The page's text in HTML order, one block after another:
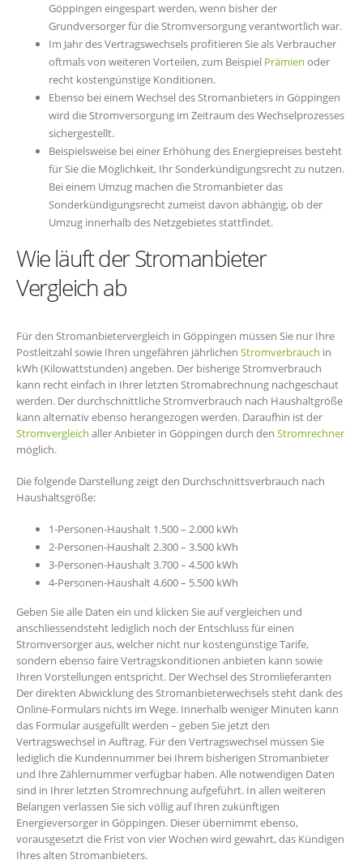
Göppingen eingespart werden, wenn bisher der
Grundversorger für die Stromversorgung verantwortlich war.
Im Jahr des Vertragswechsels profitieren Sie als Verbraucher
oftmals von weiteren Vorteilen, zum Beispiel Prämien oder
recht kostengünstige Konditionen.
Ebenso bei einem Wechsel des Stromanbieters in Göppingen
wird die Stromversorgung im Zeitraum des Wechselprozesses
sichergestellt.
Beispielsweise bei einer Erhöhung des Energiepreises besteht
für Sie die Möglichkeit, Ihr Sonderkündigungsrecht zu nutzen.
Bei einem Umzug machen die Stromanbieter das
Sonderkündigungsrecht zumeist davon abhängig, ob der
Umzug innerhalb des Netzgebietes stattfindet.
Wie läuft der Stromanbieter
Vergleich ab
Für den Stromanbietervergleich in Göppingen müssen Sie nur Ihre
Postleitzahl sowie Ihren ungefähren jährlichen Stromverbrauch in
kWh (Kilowattstunden) angeben. Der bisherige Stromverbrauch
kann recht einfach in Ihrer letzten Stromabrechnung nachgeschaut
werden. Der durchschnittliche Stromverbrauch nach Haushaltgröße
kann alternativ ebenso herangezogen werden. Daraufhin ist der
Stromvergleich aller Anbieter in Göppingen durch den Stromrechner
möglich.
Die folgende Darstellung zeigt den Durchschnittsverbrauch nach
Haushaltsgröße:
1-Personen-Haushalt 1.500 – 2.000 kWh
2-Personen-Haushalt 2.300 – 3.500 kWh
3-Personen-Haushalt 3.700 – 4.500 kWh
4-Personen-Haushalt 4.600 – 5.500 kWh
Geben Sie alle Daten ein und klicken Sie auf vergleichen und
anschliessendsteht lediglich noch der Entschluss für einen
Stromversorger aus, welcher nicht nur kostengünstige Tarife,
sondern ebenso faire Vertragskonditionen anbieten kann sowie
Ihren Vorstellungen entspricht. Der Wechsel des Stromlieferanten
Der direkten Abwicklung des Stromanbieterwechsels steht dank des
Online-Formulars nichts im Wege. Innerhalb weniger Minuten kann
das Formular ausgefüllt werden – geben Sie jetzt den
Vertragswechsel in Auftrag. Für den Vertragswechsel müssen Sie
lediglich die Kundennummer bei Ihrem bisherigen Stromanbieter
und Ihre Zählernummer verfügbar haben. Alle notwendigen Daten
sind in Ihrer letzten Stromrechnung aufgeführt. In allen weiteren
Belangen verlassen Sie sich völlig auf Ihren zukünftigen
Energieversorger in Göppingen. Dieser übernimmt ebenso,
vorausgesetzt die Frist von vier Wochen wird gewahrt, das Kündigen
Ihres alten Stromanbieters.